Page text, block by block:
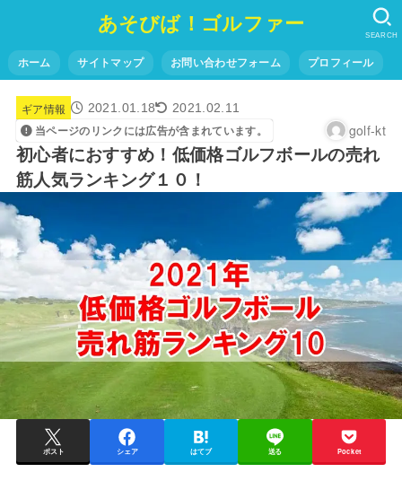
あそびば！ゴルファー
ホーム サイトマップ お問い合わせフォーム プロフィール
SEARCH
ギア情報 2021.01.18 2021.02.11
当ページのリンクには広告が含まれています。 golf-kt
初心者におすすめ！低価格ゴルフボールの売れ
筋人気ランキング１０！
ポスト シェア はてブ 送る Pocket